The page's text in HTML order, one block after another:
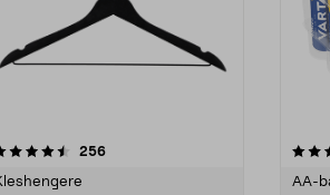
256anmeldelser
4.5av 5 stjerner
AA-